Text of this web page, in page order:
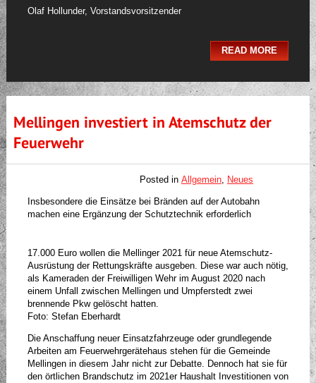
Olaf Hollunder, Vorstandsvorsitzender
READ MORE
Mellingen investiert in Atemschutz der
Feuerwehr
Posted in Allgemein, Neues
Insbesondere die Einsätze bei Bränden auf der Autobahn
machen eine Ergänzung der Schutztechnik erforderlich
17.000 Euro wollen die Mellinger 2021 für neue Atemschutz-
Ausrüstung der Rettungskräfte ausgeben. Diese war auch nötig,
als Kameraden der Freiwilligen Wehr im August 2020 nach
einem Unfall zwischen Mellingen und Umpferstedt zwei
brennende Pkw gelöscht hatten.
Foto: Stefan Eberhardt
Die Anschaffung neuer Einsatzfahrzeuge oder grundlegende
Arbeiten am Feuerwehrgerätehaus stehen für die Gemeinde
Mellingen in diesem Jahr nicht zur Debatte. Dennoch hat sie für
den örtlichen Brandschutz im 2021er Haushalt Investitionen von